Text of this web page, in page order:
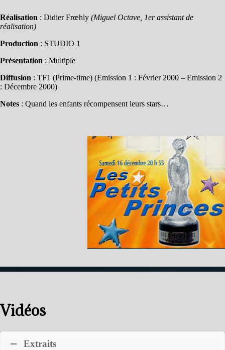
Réalisation : Didier Frœhly (Miguel Octave, 1er assistant de
réalisation)
Production : STUDIO 1
Présentation : Multiple
Diffusion : TF1 (Prime-time) (Emission 1 : Février 2000 – Emission 2
: Décembre 2000)
Notes : Quand les enfants récompensent leurs stars…
Vidéos
Extraits